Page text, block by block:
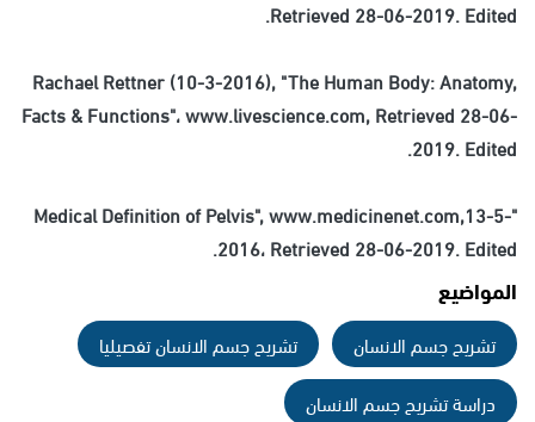
Retrieved 28-06-2019. Edited.
Rachael Rettner (10-3-2016), "The Human Body: Anatomy,
Facts & Functions"، www.livescience.com, Retrieved 28-06-
2019. Edited.
"Medical Definition of Pelvis", www.medicinenet.com,13-5-
2016، Retrieved 28-06-2019. Edited.
المواضيع
تشريح جسم الانسان
تشريح جسم الانسان تفصيليا
دراسة تشريح جسم الانسان